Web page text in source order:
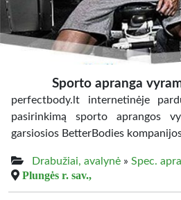
Sporto apranga
perfectbody.lt internetinėje
pasirinkimą sporto aprangos
garsiosios BetterBodies
Drabužiai, avalynė » Spec.
Plungės r. sav.,